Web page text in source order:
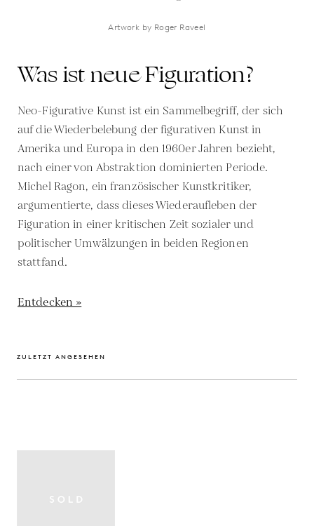
Artwork by Roger Raveel
Was ist neue Figuration?
Neo-Figurative Kunst ist ein Sammelbegriff, der sich
auf die Wiederbelebung der figurativen Kunst in
Amerika und Europa in den 1960er Jahren bezieht,
nach einer von Abstraktion dominierten Periode.
Michel Ragon, ein französischer Kunstkritiker,
argumentierte, dass dieses Wiederaufleben der
Figuration in einer kritischen Zeit sozialer und
politischer Umwälzungen in beiden Regionen
stattfand.
Entdecken »
ZULETZT ANGESEHEN